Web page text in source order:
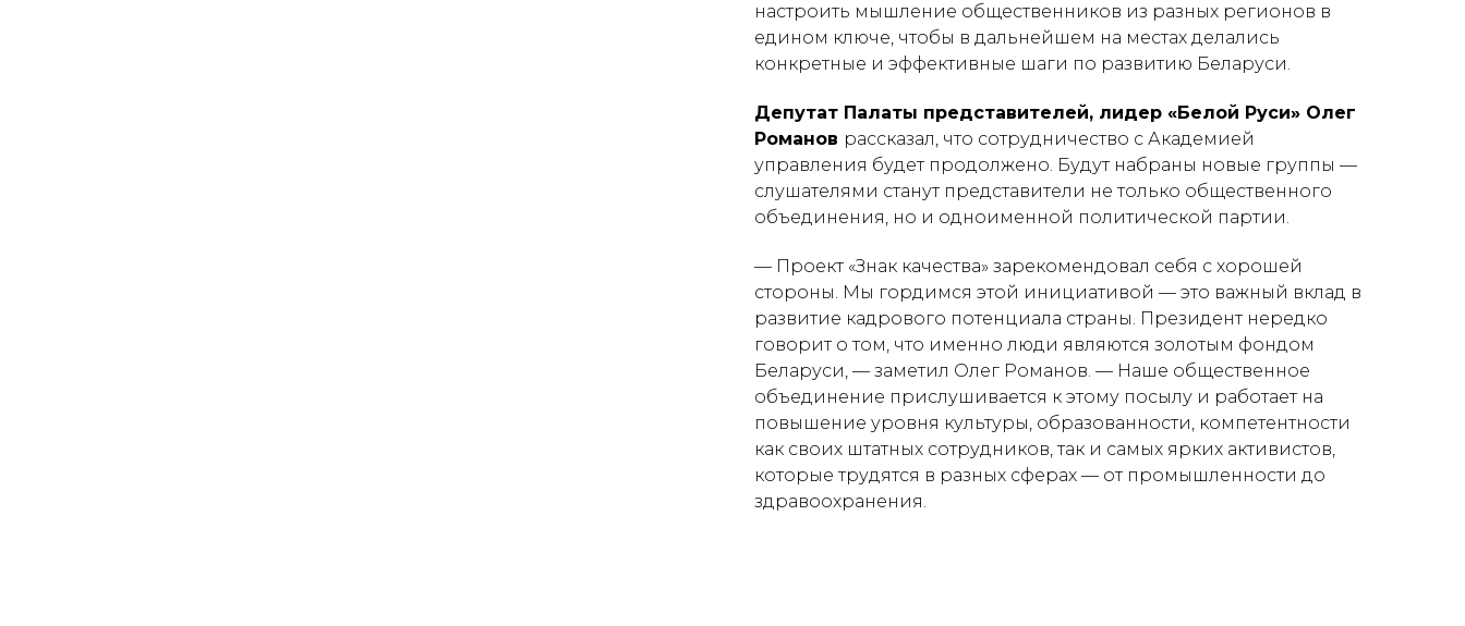
настроить мышление общественников из разных регионов в
едином ключе, чтобы в дальнейшем на местах делались
конкретные и эффективные шаги по развитию Беларуси.
Депутат Палаты представителей, лидер «Белой Руси» Олег
Романов рассказал, что сотрудничество с Академией
управления будет продолжено. Будут набраны новые группы —
слушателями станут представители не только общественного
объединения, но и одноименной политической партии.
— Проект «Знак качества» зарекомендовал себя с хорошей
стороны. Мы гордимся этой инициативой — это важный вклад в
развитие кадрового потенциала страны. Президент нередко
говорит о том, что именно люди являются золотым фондом
Беларуси, — заметил Олег Романов. — Наше общественное
объединение прислушивается к этому посылу и работает на
повышение уровня культуры, образованности, компетентности
как своих штатных сотрудников, так и самых ярких активистов,
которые трудятся в разных сферах — от промышленности до
здравоохранения.